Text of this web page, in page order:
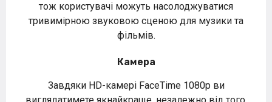
тож користувачі можуть насолоджуватися
тривимірною звуковою сценою для музики та
фільмів.
Камера
Завдяки HD-камері FaceTime 1080p ви